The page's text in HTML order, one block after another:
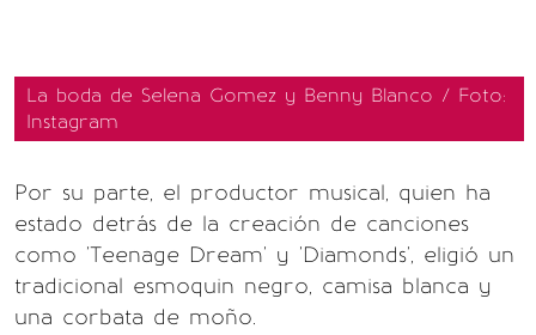
La boda de Selena Gomez y Benny Blanco / Foto:
Instagram
Por su parte, el productor musical, quien ha
estado detrás de la creación de canciones
como 'Teenage Dream' y 'Diamonds', eligió un
tradicional esmoquin negro, camisa blanca y
una corbata de moño.